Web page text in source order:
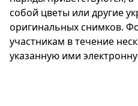
собой цветы или другие
оригинальных снимков.
участникам в течение
указанную ими